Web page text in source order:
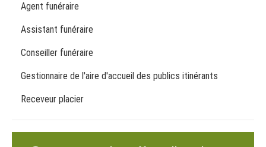
Agent funéraire
Assistant funéraire
Conseiller funéraire
Gestionnaire de l'aire d'accueil des publics itinérants
Receveur placier